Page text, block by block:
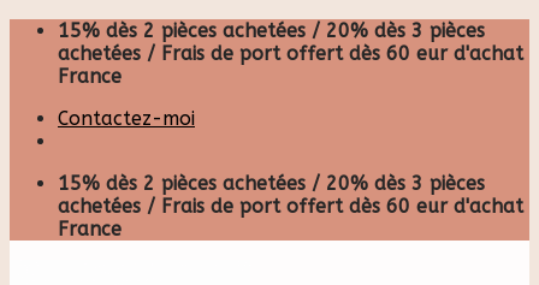
Skip
content
15% dès 2 pièces achetées / 20% dès 3 pièces
achetées / Frais de port offert dès 60 eur d'achat
France
Contactez-moi
15% dès 2 pièces achetées / 20% dès 3 pièces
achetées / Frais de port offert dès 60 eur d'achat
France